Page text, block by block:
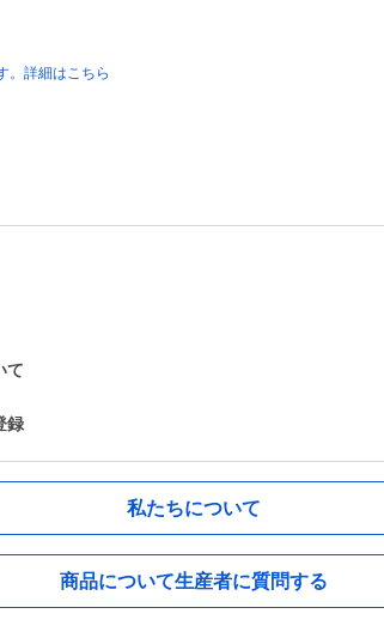
。詳細はこちら
て
録
私たちについて
商品について生産者に質問する